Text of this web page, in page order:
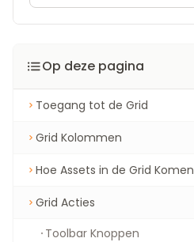
Op deze pagina
Toegang tot de Grid
Grid Kolommen
Hoe Assets in de Grid Komen
Grid Acties
Toolbar Knoppen